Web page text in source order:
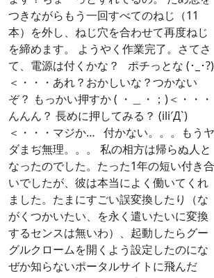
つきながらもう一回すべてのねじ（11
本）を外し、ねじ穴を合わせて再度ねじ
を締めます。 ようやく作業完了。さてさ
て、電源は付くかな？ ポチっとな (･_･?)
＜・・・あれ？おかしいな？つかない
ぞ？ もっかい押すか ( ・＿・；)＜・・・
んんん？ 長めに押してみる？ (ili′Д`)
＜・・・マジか… 付かない。。。もうヤ
ダまぢ無理。。。 私の相方は帰らぬ人と
なったのでした。たった1年の短い付き合
いでしたが、彼は本当によく働いてくれ
ました。たまにすごい誤変換したり（な
がくつかいたい、を永く遣いたいに変換
するセンスは無いわ）、起動したらグー
グルクロームを開くよう設定したのにな
ぜか知らないポータルサイトに飛んだ